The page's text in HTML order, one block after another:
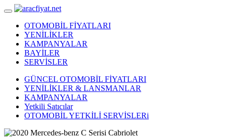
OTOMOBİL FİYATLARI
YENİLİKLER
KAMPANYALAR
BAYİLER
SERVİSLER
GÜNCEL OTOMOBİL FİYATLARI
YENİLİKLER & LANSMANLAR
KAMPANYALAR
Yetkili Satıcılar
OTOMOBİL YETKİLİ SERVİSLERi